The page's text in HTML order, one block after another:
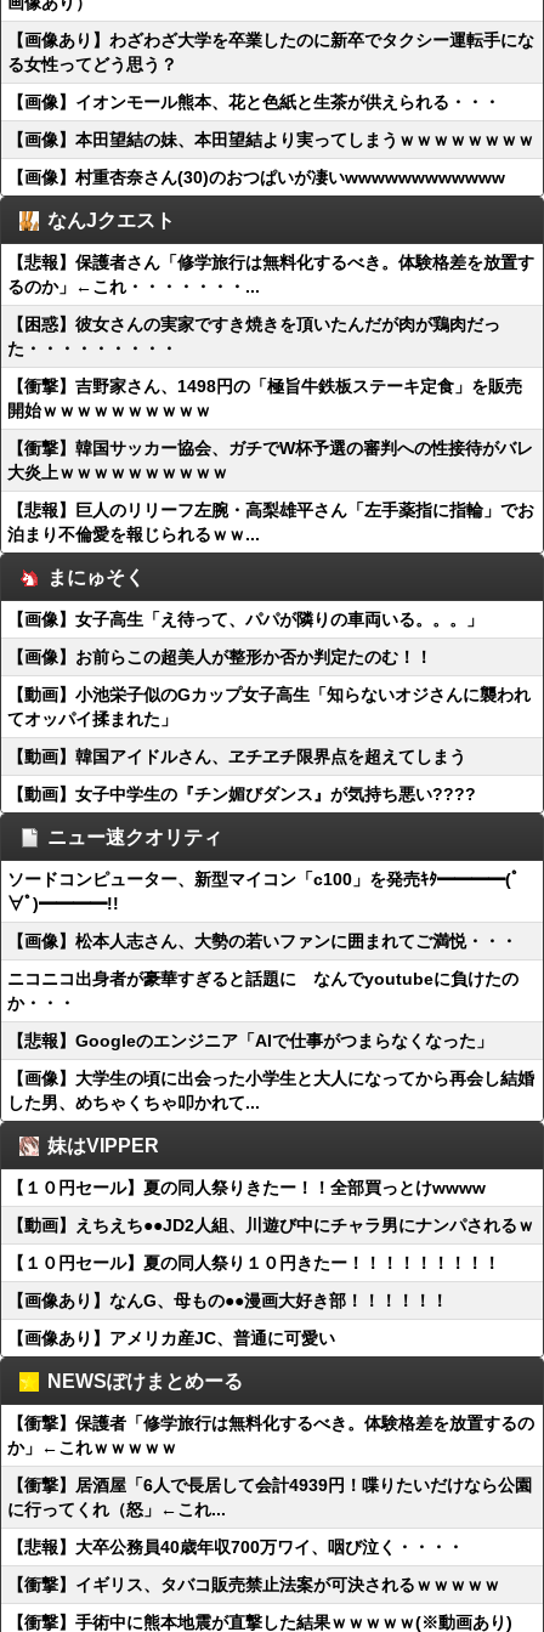
【画像あり】わざわざ大学を卒業したのに新卒でタクシー運転手にな
る女性ってどう思う？
【画像】イオンモール熊本、花と色紙と生茶が供えられる・・・
【画像】本田望結の妹、本田望結より実ってしまうｗｗｗｗｗｗｗｗ
【画像】村重杏奈さん(30)のおつぱいが凄いwwwwwwwwwwww
なんJクエスト
【悲報】保護者さん「修学旅行は無料化するべき。体験格差を放置す
るのか」←これ・・・・・・・...
【困惑】彼女さんの実家ですき焼きを頂いたんだが肉が鶏肉だっ
た・・・・・・・・・
【衝撃】吉野家さん、1498円の「極旨牛鉄板ステーキ定食」を販売
開始ｗｗｗｗｗｗｗｗｗｗ
【衝撃】韓国サッカー協会、ガチでW杯予選の審判への性接待がバレ
大炎上ｗｗｗｗｗｗｗｗｗｗ
【悲報】巨人のリリーフ左腕・高梨雄平さん「左手薬指に指輪」でお
泊まり不倫愛を報じられるｗｗ...
まにゅそく
【画像】女子高生「え待って、パパが隣りの車両いる。。。」
【画像】お前らこの超美人が整形か否か判定たのむ！！
【動画】小池栄子似のGカップ女子高生「知らないオジさんに襲われ
てオッパイ揉まれた」
【動画】韓国アイドルさん、ヱチヱチ限界点を超えてしまう
【動画】女子中学生の『チン媚びダンス』が気持ち悪い????
ニュー速クオリティ
ソードコンピューター、新型マイコン「c100」を発売ｷﾀ━━━━(ﾟ
∀ﾟ)━━━━!!
【画像】松本人志さん、大勢の若いファンに囲まれてご満悦・・・
ニコニコ出身者が豪華すぎると話題に なんでyoutubeに負けたの
か・・・
【悲報】Googleのエンジニア「AIで仕事がつまらなくなった」
【画像】大学生の頃に出会った小学生と大人になってから再会し結婚
した男、めちゃくちゃ叩かれて...
妹はVIPPER
【１０円セール】夏の同人祭りきたー！！全部買っとけwwww
【動画】えちえち●●JD2人組、川遊び中にチャラ男にナンパされるｗ
【１０円セール】夏の同人祭り１０円きたー！！！！！！！！！
【画像あり】なんG、母もの●●漫画大好き部！！！！！！
【画像あり】アメリカ産JC、普通に可愛い
NEWSぽけまとめーる
【衝撃】保護者「修学旅行は無料化するべき。体験格差を放置するの
か」←これｗｗｗｗｗ
【衝撃】居酒屋「6人で長居して会計4939円！喋りたいだけなら公園
に行ってくれ（怒」←これ...
【悲報】大卒公務員40歳年収700万ワイ、咽び泣く・・・・
【衝撃】イギリス、タバコ販売禁止法案が可決されるｗｗｗｗｗ
【衝撃】手術中に熊本地震が直撃した結果ｗｗｗｗｗ(※動画あり)